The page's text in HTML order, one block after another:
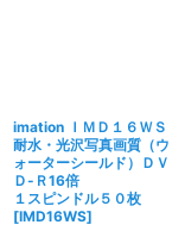
imation ＩＭＤ１６ＷＳ
耐水・光沢写真画質（ウ
ォーターシールド）ＤＶ
Ｄ-Ｒ16倍
１スピンドル５０枚
[IMD16WS]